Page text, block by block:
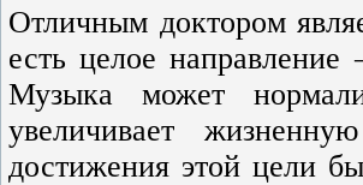
Отличным доктором
есть целое
Музыка может
увеличивает
достижения этой цели